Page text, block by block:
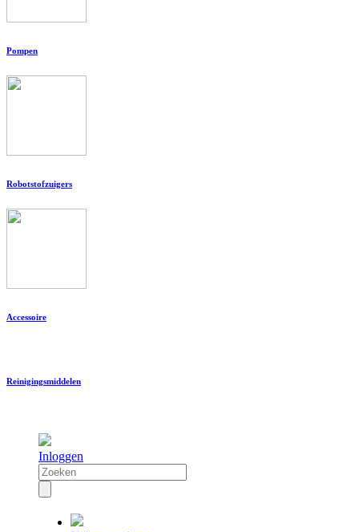
Pompen
Robotstofzuigers
Accessoire
Reinigingsmiddelen
Inloggen